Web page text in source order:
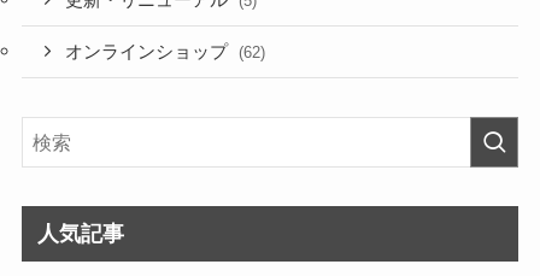
オンラインショップ (62)
人気記事